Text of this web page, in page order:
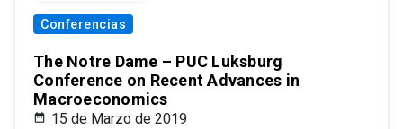
Conferencias
The Notre Dame – PUC Luksburg
Conference on Recent Advances in
Macroeconomics
15 de Marzo de 2019